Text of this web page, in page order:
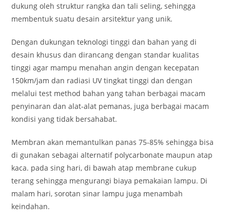
dukung oleh struktur rangka dan tali seling, sehingga
membentuk suatu desain arsitektur yang unik.
Dengan dukungan teknologi tinggi dan bahan yang di
desain khusus dan dirancang dengan standar kualitas
tinggi agar mampu menahan angin dengan kecepatan
150km/jam dan radiasi UV tingkat tinggi dan dengan
melalui test method bahan yang tahan berbagai macam
penyinaran dan alat-alat pemanas, juga berbagai macam
kondisi yang tidak bersahabat.
Membran akan memantulkan panas 75-85% sehingga bisa
di gunakan sebagai alternatif polycarbonate maupun atap
kaca. pada sing hari, di bawah atap membrane cukup
terang sehingga mengurangi biaya pemakaian lampu. Di
malam hari, sorotan sinar lampu juga menambah
keindahan.